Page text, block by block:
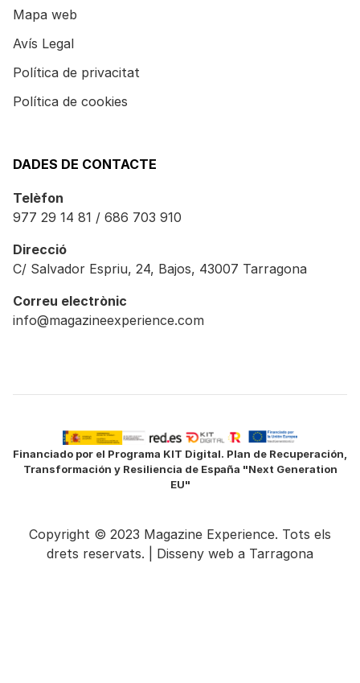
Mapa web
Avís Legal
Política de privacitat
Política de cookies
DADES DE CONTACTE
Telèfon
977 29 14 81 / 686 703 910
Direcció
C/ Salvador Espriu, 24, Bajos, 43007 Tarragona
Correu electrònic
info@magazineexperience.com
Financiado por el Programa KIT Digital. Plan de Recuperación,
Transformación y Resiliencia de España "Next Generation
EU"
Copyright © 2023 Magazine Experience. Tots els
drets reservats. | Disseny web a Tarragona